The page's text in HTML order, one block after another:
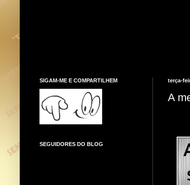
terça-
A
SIGAM-ME E COMPARTILHEM
SEGUIDORES DO BLOG